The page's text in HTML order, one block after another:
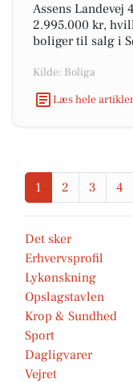
Assens
2.995.000 kr,
boliger til salg i
Kilde: Boliga
Læs hele
1 2 3 4
Det sker
Erhvervsprofil
Lykønskning
Opslagstavlen
Krop & Sundhed
Sport
Dagligvarer
Vejret